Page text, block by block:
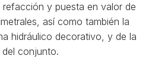
refacción y puesta en valor de
así como también la
hidráulico decorativo, y de la
del conjunto.